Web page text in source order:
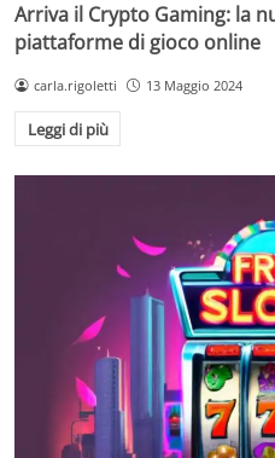
Arriva il Crypto Gaming: la
piattaforme di gioco online
carla.rigoletti 13 Maggio 2024
Leggi di più